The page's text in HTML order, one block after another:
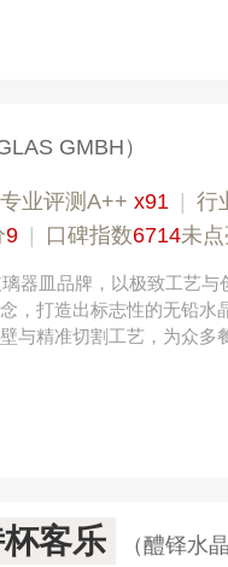
GMBH）
专业​评测A++ x91 行
9 口碑指数6714未
器皿品牌，以极致工艺
，打造出标志性的无铅水
与精准切割工艺，为众多
客乐 （醴铎水